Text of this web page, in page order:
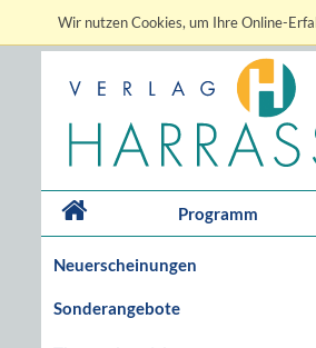
Wir nutzen Cookies, um Ihre Online-
Programm
Neuerscheinungen
Sonderangebote